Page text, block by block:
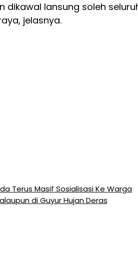
lansung soleh
jelasnya.
Terus Masif Sosialisasi Ke Warga
di Guyur Hujan Deras